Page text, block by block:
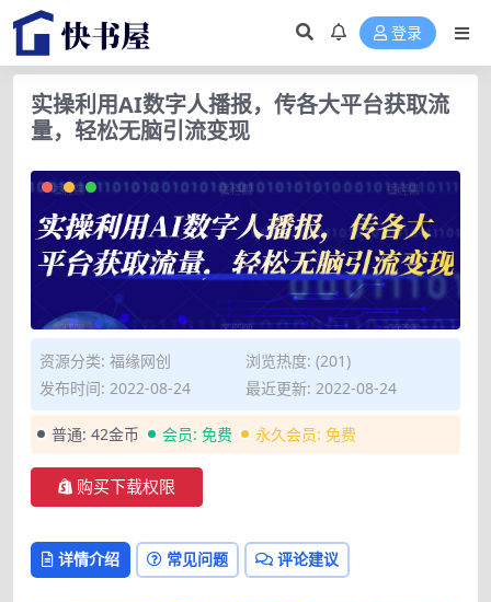
登录
实操利用AI数字人播报，传各大平台获取流
量，轻松无脑引流变现
资源分类: 福缘网创
浏览热度: (201)
发布时间: 2022-08-24
最近更新: 2022-08-24
普通: 42金币 会员: 免费 永久会员: 免费
购买下载权限
详情介绍 常见问题 评论建议